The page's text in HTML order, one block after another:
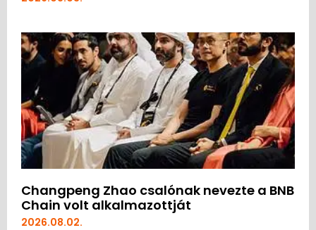
Changpeng Zhao csalónak nevezte a BNB
Chain volt alkalmazottját
2026.08.02.